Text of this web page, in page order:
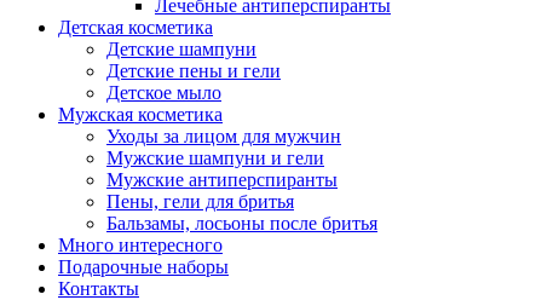
Лечебные антиперспиранты
Детская косметика
Детские шампуни
Детские пены и гели
Детское мыло
Мужская косметика
Уходы за лицом для мужчин
Мужские шампуни и гели
Мужские антиперспиранты
Пены, гели для бритья
Бальзамы, лосьоны после бритья
Много интересного
Подарочные наборы
Контакты